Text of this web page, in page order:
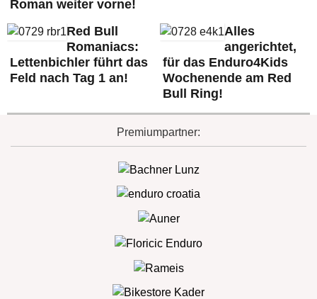
Roman weiter vorne!
Red Bull
Romaniacs:
Lettenbichler führt das
Feld nach Tag 1 an!
Alles
angerichtet,
für das Enduro4Kids
Wochenende am Red
Bull Ring!
Premiumpartner: